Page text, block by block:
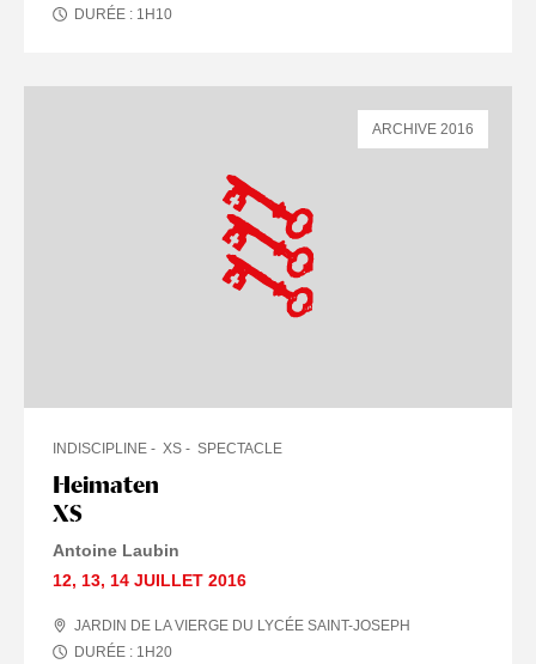
DURÉE : 1 H 10
Heimaten
XS
INDISCIPLINE XS SPECTACLE
Antoine Laubin
12, 13, 14 JUILLET 2016
JARDIN DE LA VIERGE DU LYCÉE SAINT-JOSEPH
DURÉE : 1 H20
ARCHIVE 2016